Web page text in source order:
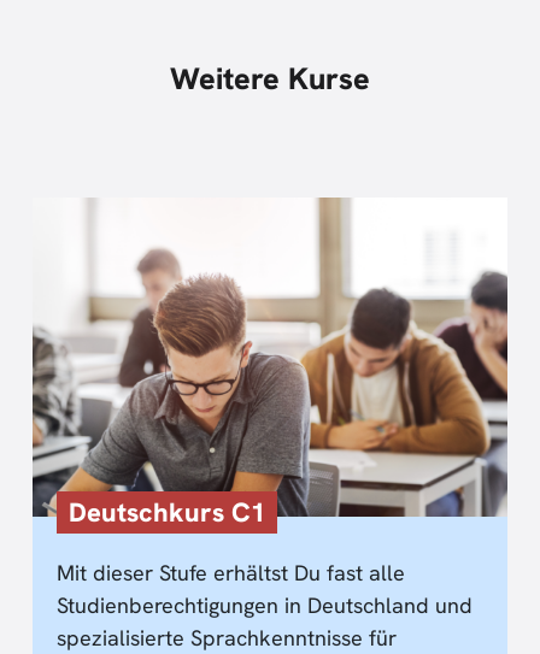
Weitere Kurse
Deutschkurs C1
Mit dieser Stufe erhältst Du fast alle
Studienberechtigungen in Deutschland und
spezialisierte Sprachkenntnisse für